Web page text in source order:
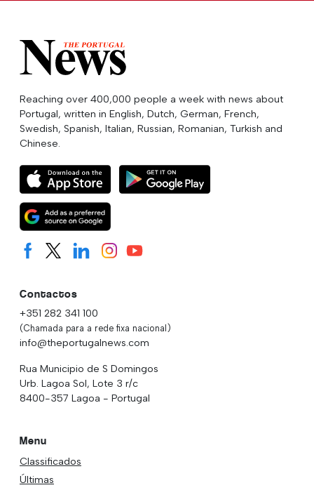
Reaching over 400,000 people a week with news about
Portugal, written in English, Dutch, German, French,
Swedish, Spanish, Italian, Russian, Romanian, Turkish and
Chinese.
Contactos
+351 282 341 100
(Chamada para a rede fixa nacional)
info@theportugalnews.com
Rua Municipio de S Domingos
Urb. Lagoa Sol, Lote 3 r/c
8400-357 Lagoa - Portugal
Menu
Classificados
Últimas